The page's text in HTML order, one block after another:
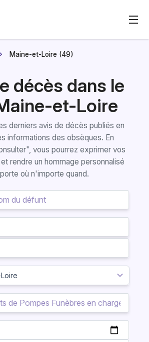
Maine-et-Loire (49)
décès dans le
et-Loire
derniers avis de décès publiés en
informations des obsèques. En
vous pourrez exprimer vos
rendre un hommage personnalisé
où n'importe quand.